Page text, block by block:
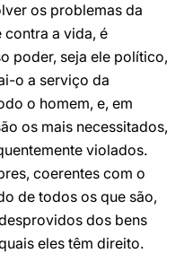
os problemas da
contra a vida, é
poder, seja ele político,
o a serviço da
o homem, e, em
os mais necessitados,
violados.
coerentes com o
de todos os que são,
dos bens
eles têm direito.